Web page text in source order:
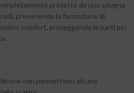
protetto da una spugna
prevenendo la formazione di
comfort, proteggendo le parti più
non permettono alcuno